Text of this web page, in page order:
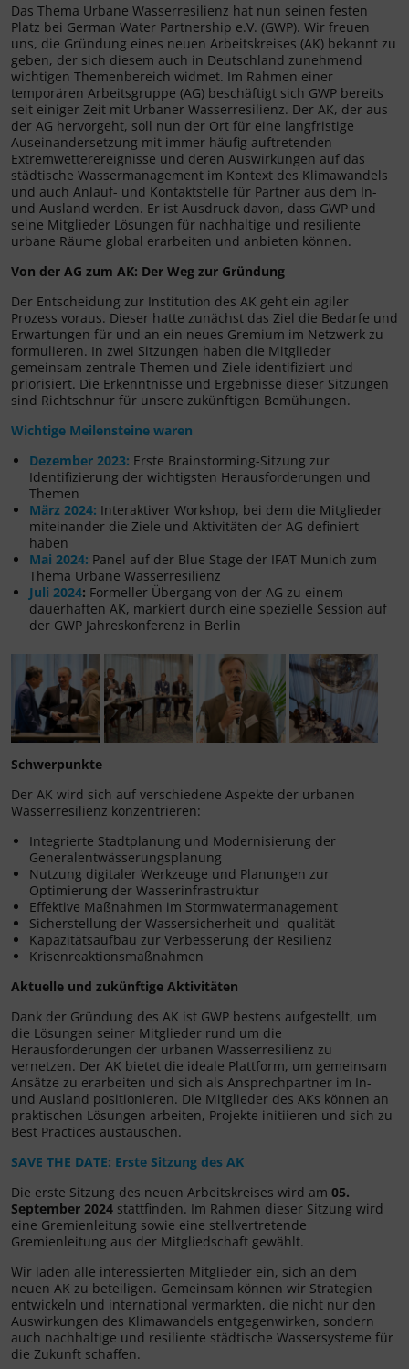
Das Thema Urbane Wasserresilienz hat nun seinen festen
Platz bei German Water Partnership e.V. (GWP). Wir freuen
uns, die Gründung eines neuen Arbeitskreises (AK) bekannt zu
geben, der sich diesem auch in Deutschland zunehmend
wichtigen Themenbereich widmet. Im Rahmen einer
temporären Arbeitsgruppe (AG) beschäftigt sich GWP bereits
seit einiger Zeit mit Urbaner Wasserresilienz. Der AK, der aus
der AG hervorgeht, soll nun der Ort für eine langfristige
Auseinandersetzung mit immer häufig auftretenden
Extremwetterereignisse und deren Auswirkungen auf das
städtische Wassermanagement im Kontext des Klimawandels
und auch Anlauf- und Kontaktstelle für Partner aus dem In-
und Ausland werden. Er ist Ausdruck davon, dass GWP und
seine Mitglieder Lösungen für nachhaltige und resiliente
urbane Räume global erarbeiten und anbieten können.
Von der AG zum AK: Der Weg zur Gründung
Der Entscheidung zur Institution des AK geht ein agiler
Prozess voraus. Dieser hatte zunächst das Ziel die Bedarfe und
Erwartungen für und an ein neues Gremium im Netzwerk zu
formulieren. In zwei Sitzungen haben die Mitglieder
gemeinsam zentrale Themen und Ziele identifiziert und
priorisiert. Die Erkenntnisse und Ergebnisse dieser Sitzungen
sind Richtschnur für unsere zukünftigen Bemühungen.
Wichtige Meilensteine waren
Dezember 2023: Erste Brainstorming-Sitzung zur
Identifizierung der wichtigsten Herausforderungen und
Themen
März 2024: Interaktiver Workshop, bei dem die Mitglieder
miteinander die Ziele und Aktivitäten der AG definiert
haben
Mai 2024: Panel auf der Blue Stage der IFAT Munich zum
Thema Urbane Wasserresilienz
Juli 2024: Formeller Übergang von der AG zu einem
dauerhaften AK, markiert durch eine spezielle Session auf
der GWP Jahreskonferenz in Berlin
Schwerpunkte
Der AK wird sich auf verschiedene Aspekte der urbanen
Wasserresilienz konzentrieren:
Integrierte Stadtplanung und Modernisierung der
Generalentwässerungsplanung
Nutzung digitaler Werkzeuge und Planungen zur
Optimierung der Wasserinfrastruktur
Effektive Maßnahmen im Stormwatermanagement
Sicherstellung der Wassersicherheit und -qualität
Kapazitätsaufbau zur Verbesserung der Resilienz
Krisenreaktionsmaßnahmen
Aktuelle und zukünftige Aktivitäten
Dank der Gründung des AK ist GWP bestens aufgestellt, um
die Lösungen seiner Mitglieder rund um die
Herausforderungen der urbanen Wasserresilienz zu
vernetzen. Der AK bietet die ideale Plattform, um gemeinsam
Ansätze zu erarbeiten und sich als Ansprechpartner im In-
und Ausland positionieren. Die Mitglieder des AKs können an
praktischen Lösungen arbeiten, Projekte initiieren und sich zu
Best Practices austauschen.
SAVE THE DATE: Erste Sitzung des AK
Die erste Sitzung des neuen Arbeitskreises wird am 05.
September 2024 stattfinden. Im Rahmen dieser Sitzung wird
eine Gremienleitung sowie eine stellvertretende
Gremienleitung aus der Mitgliedschaft gewählt.
Wir laden alle interessierten Mitglieder ein, sich an dem
neuen AK zu beteiligen. Gemeinsam können wir Strategien
entwickeln und international vermarkten, die nicht nur den
Auswirkungen des Klimawandels entgegenwirken, sondern
auch nachhaltige und resiliente städtische Wassersysteme für
die Zukunft schaffen.